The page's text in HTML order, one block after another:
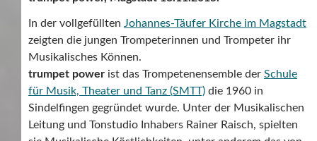
In der vollgefüllten Johannes-Täufer Kirche im Magstadt
zeigten die jungen Trompeterinnen und Trompeter ihr
Musikalisches Können.
trumpet power ist das Trompetenensemble der Schule
für Musik, Theater und Tanz (SMTT) die 1960 in
Sindelfingen gegründet wurde. Unter der Musikalischen
Leitung und Tonstudio Inhabers Rainer Raisch, spielten